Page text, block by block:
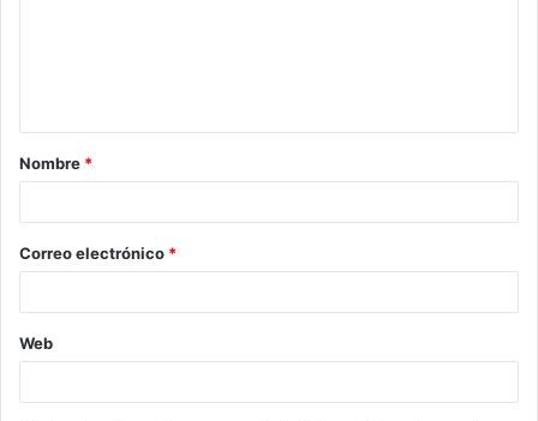
Nombre *
Correo electrónico *
Web